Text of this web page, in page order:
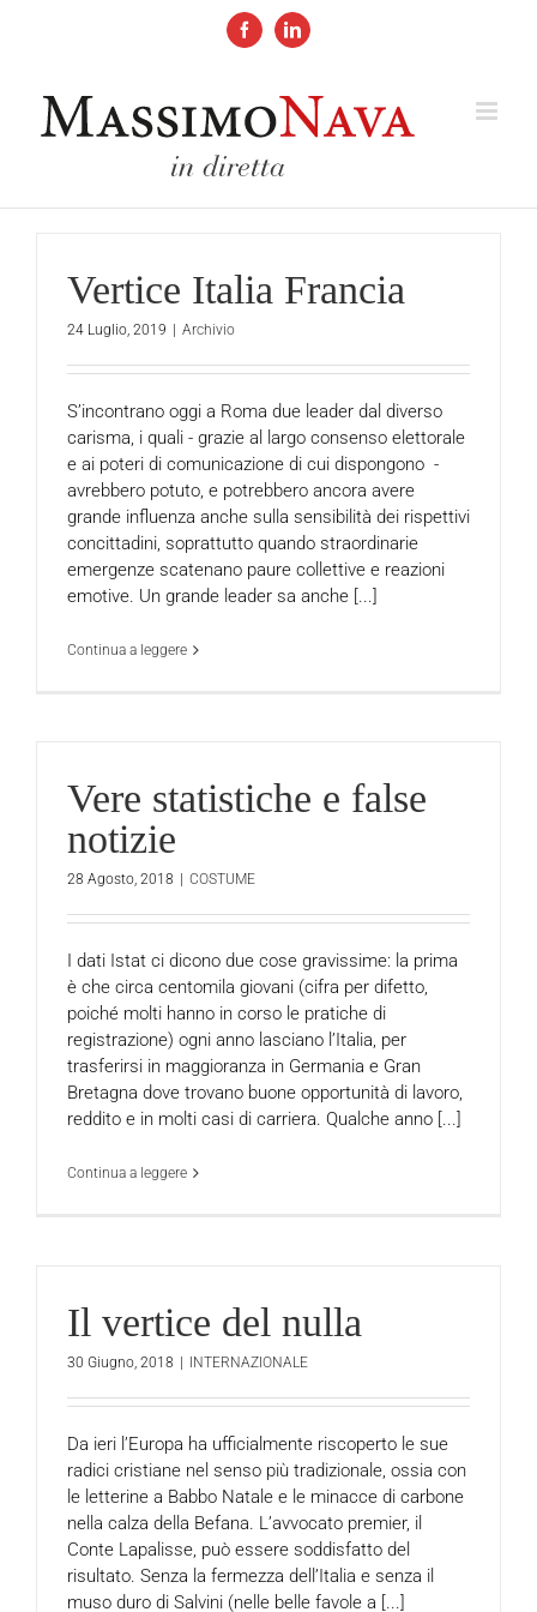
FacebookLinkedIn
Vertice Italia Francia
24 Luglio, 2019 | Archivio
S’incontrano oggi a Roma due leader dal diverso
carisma, i quali - grazie al largo consenso elettorale
e ai poteri di comunicazione di cui dispongono -
avrebbero potuto, e potrebbero ancora avere
grande influenza anche sulla sensibilità dei rispettivi
concittadini, soprattutto quando straordinarie
emergenze scatenano paure collettive e reazioni
emotive. Un grande leader sa anche [...]
Continua a leggere
Vere statistiche e false
notizie
28 Agosto, 2018 | COSTUME
I dati Istat ci dicono due cose gravissime: la prima
è che circa centomila giovani (cifra per difetto,
poiché molti hanno in corso le pratiche di
registrazione) ogni anno lasciano l’Italia, per
trasferirsi in maggioranza in Germania e Gran
Bretagna dove trovano buone opportunità di lavoro,
reddito e in molti casi di carriera. Qualche anno [...]
Continua a leggere
Il vertice del nulla
30 Giugno, 2018 | INTERNAZIONALE
Da ieri l’Europa ha ufficialmente riscoperto le sue
radici cristiane nel senso più tradizionale, ossia con
le letterine a Babbo Natale e le minacce di carbone
nella calza della Befana. L’avvocato premier, il
Conte Lapalisse, può essere soddisfatto del
risultato. Senza la fermezza dell’Italia e senza il
muso duro di Salvini (nelle belle favole a [...]